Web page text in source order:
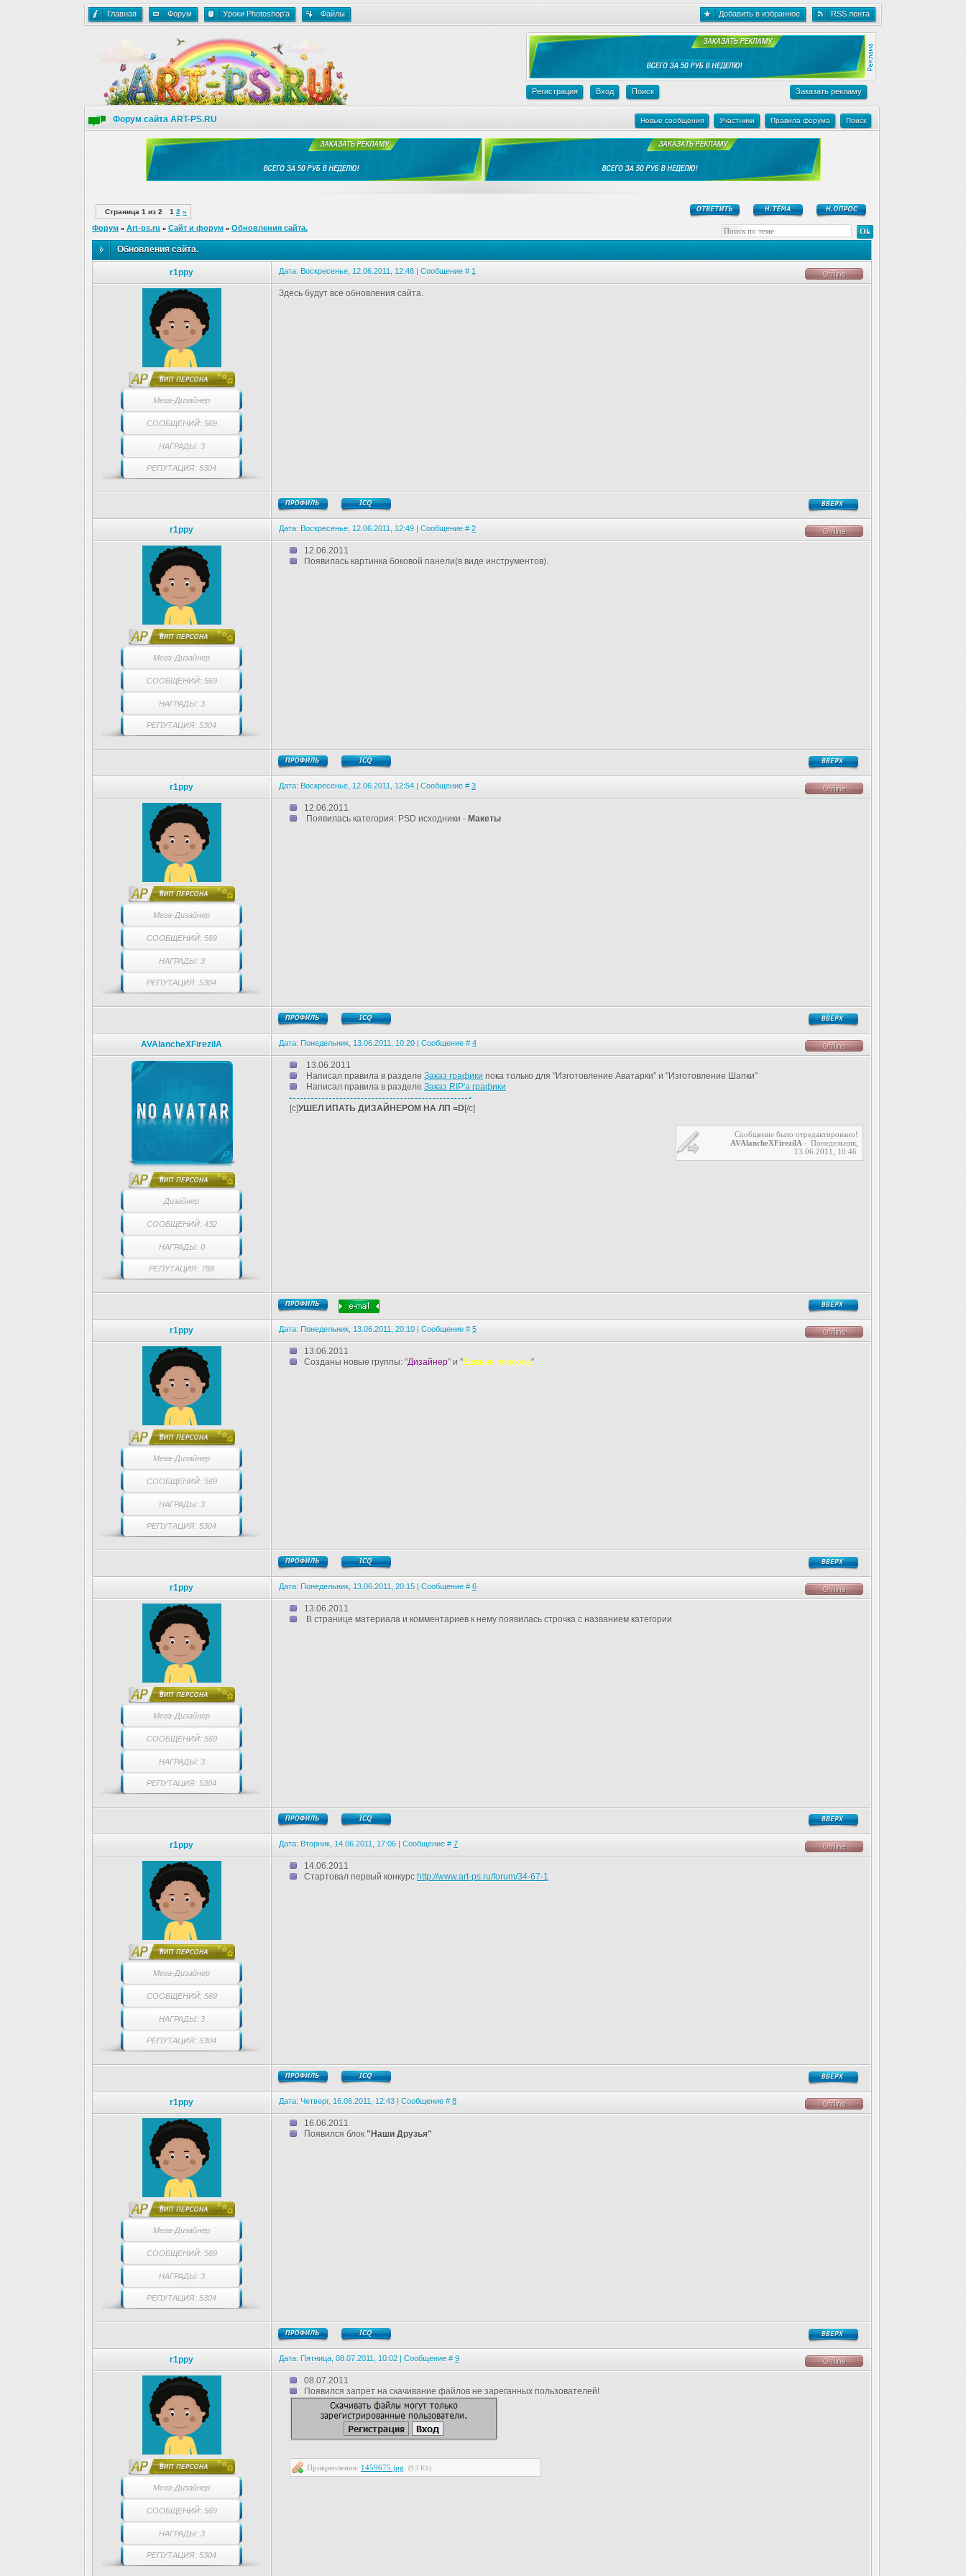
Главная Форум Уроки Photoshop'a Файлы Добавить в избранное RSS лента
Регистрация Вход Поиск Заказать рекламу
Форум сайта ART-PS.RU Новые сообщения Участники Правила форума Поиск
Страница 1 из 2 1 2 »
Форум » Art-ps.ru » Сайт и форум » Обновления сайта.
Обновления сайта.
r1ppy Дата: Воскресенье, 12.06.2011, 12:48 | Сообщение # 1
Мега-Дизайнер
СООБЩЕНИЙ: 569
НАГРАДЫ: 3
РЕПУТАЦИЯ: 5304
Здесь будут все обновления сайта.
r1ppy Дата: Воскресенье, 12.06.2011, 12:49 | Сообщение # 2
Мега-Дизайнер
СООБЩЕНИЙ: 569
НАГРАДЫ: 3
РЕПУТАЦИЯ: 5304
12.06.2011
Появилась картинка боковой панели(в виде инструментов).
r1ppy Дата: Воскресенье, 12.06.2011, 12:54 | Сообщение # 3
Мега-Дизайнер
СООБЩЕНИЙ: 569
НАГРАДЫ: 3
РЕПУТАЦИЯ: 5304
12.06.2011
Появилась категория: PSD исходники - Макеты
AVAlancheXFirezilA Дата: Понедельник, 13.06.2011, 10:20 | Сообщение # 4
Дизайнер
СООБЩЕНИЙ: 432
НАГРАДЫ: 0
РЕПУТАЦИЯ: 788
13.06.2011
Написал правила в разделе Заказ графики пока только для "Изготовление Аватарки" и "Изготовление Шапки"
Написал правила в разделе Заказ RIP'a графики
[c]УШЕЛ ИПАТЬ ДИЗАЙНЕРОМ НА ЛП =D [/c]
Сообщение было отредактировано!
AVAlancheXFirezilA - Понедельник,
13.06.2011, 10:46
r1ppy Дата: Понедельник, 13.06.2011, 20:10 | Сообщение # 5
Мега-Дизайнер
СООБЩЕНИЙ: 569
НАГРАДЫ: 3
РЕПУТАЦИЯ: 5304
13.06.2011
Созданы новые группы: "Дизайнер" и "Важная персона"
r1ppy Дата: Понедельник, 13.06.2011, 20:15 | Сообщение # 6
Мега-Дизайнер
СООБЩЕНИЙ: 569
НАГРАДЫ: 3
РЕПУТАЦИЯ: 5304
13.06.2011
В странице материала и комментариев к нему появилась строчка с названием категории
r1ppy Дата: Вторник, 14.06.2011, 17:06 | Сообщение # 7
Мега-Дизайнер
СООБЩЕНИЙ: 569
НАГРАДЫ: 3
РЕПУТАЦИЯ: 5304
14.06.2011
Стартовал первый конкурс http://www.art-ps.ru/forum/34-67-1
r1ppy Дата: Четверг, 16.06.2011, 12:43 | Сообщение # 8
Мега-Дизайнер
СООБЩЕНИЙ: 569
НАГРАДЫ: 3
РЕПУТАЦИЯ: 5304
16.06.2011
Появился блок "Наши Друзья"
r1ppy Дата: Пятница, 08.07.2011, 10:02 | Сообщение # 9
Мега-Дизайнер
СООБЩЕНИЙ: 569
НАГРАДЫ: 3
РЕПУТАЦИЯ: 5304
08.07.2011
Появился запрет на скачивание файлов не зареганных пользователей!
Прикрепления: 1459675.jpg (9.3 Kb)